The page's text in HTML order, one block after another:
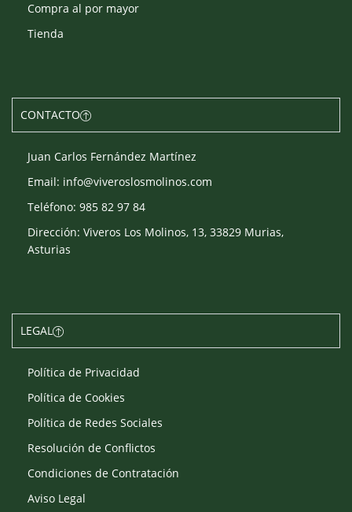
Compra al por mayor
Tienda
CONTACTO
Juan Carlos Fernández Martínez
Email: info@viveroslosmolinos.com
Teléfono: 985 82 97 84
Dirección: Viveros Los Molinos, 13, 33829 Murias,
Asturias
LEGAL
Política de Privacidad
Política de Cookies
Política de Redes Sociales
Resolución de Conflictos
Condiciones de Contratación
Aviso Legal